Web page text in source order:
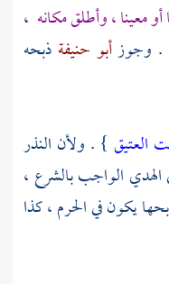
معينا ، وأطلق مكانه ،
. وجوزأبو حنيفة ذبحه
العتيق } . ولأن النذر
الهدي الواجب بالشرع ،
يكون في الحرم ، كذا